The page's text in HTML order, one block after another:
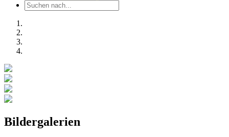
Bildergalerien